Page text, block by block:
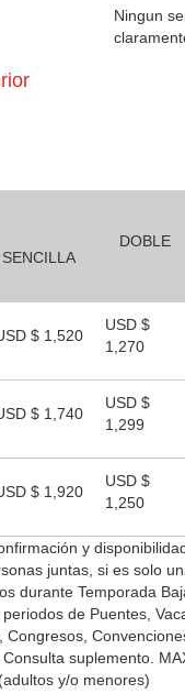
Ningun
SENCILLA
DOBLE
$ 1,520
USD $
1,270
$ 1,740
USD $
1,299
$ 1,920
USD $
1,250
y
juntas, si es solo
durante Temporada
de Puentes,
Consulta suplemento.
y/o menores)